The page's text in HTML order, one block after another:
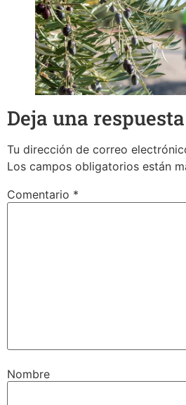
Deja una respuesta
Tu dirección de correo
Los campos obligatorios están
Comentario *
Nombre